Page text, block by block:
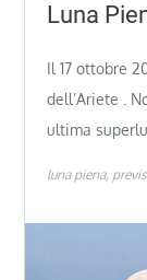
Luna
Il 17 ottobre
dell’Ariete .
ultima
luna piena